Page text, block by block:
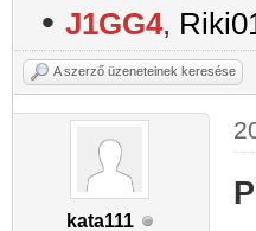
• J1GG4,
A szerző üzeneteinek keresése
kata111